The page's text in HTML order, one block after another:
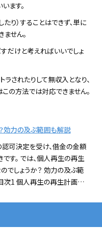
ます。
り）することはできず、単に
せん。
だけと考えればいいでしょ
されたりして無収入となり、
の方法では対応できません。
効力の及ぶ範囲も解説
可決定を受け、借金の金額
す。 では、個人再生の再生
でしょうか？ 効力の及ぶ範
次1 個人再生の再生計画…